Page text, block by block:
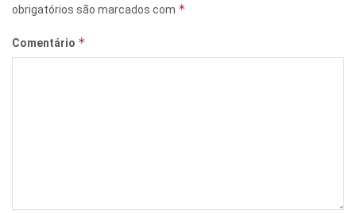
obrigatórios são marcados com *
Comentário *